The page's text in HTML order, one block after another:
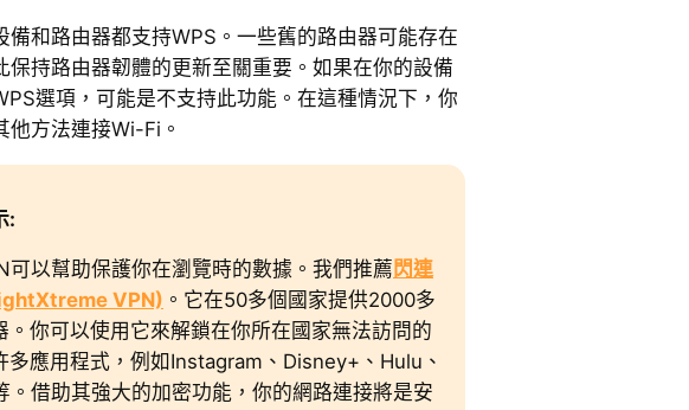
備和路由器都支持WPS。一些舊的路由器可能存在
保持路由器韌體的更新至關重要。如果在你的設備
選項，可能是不支持此功能。在這種情況下，你
他方法連接Wi-Fi。
:
可以幫助保護你在瀏覽時的數據。我們推薦 閃連
VPN) 。它在50多個國家提供2000多
。你可以使用它來解鎖在你所在國家無法訪問的
多應用程式，例如Instagram、Disney+、Hulu、
。借助其強大的加密功能，你的網路連接將是安